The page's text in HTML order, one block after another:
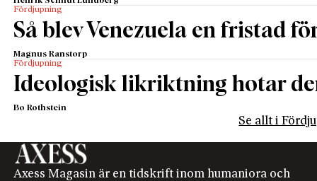
Fördjupning
Så blev Venezuela en fristad
Magnus Ranstorp
Fördjupning
Ideologisk likriktning hotar
Bo Rothstein
Se allt i
Axess Magasin är en tidskrift inom humaniora och